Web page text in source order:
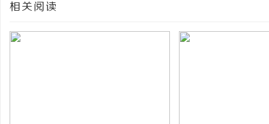
相关阅读